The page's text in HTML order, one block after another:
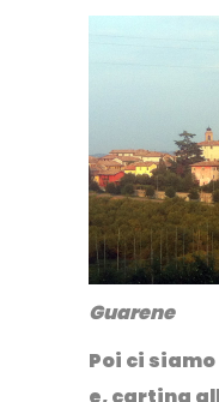
Guarene
Poi ci